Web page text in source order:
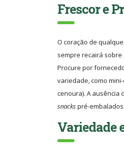
Frescor e
O coração de
sempre recairá
Procure por
variedade, como
cenoura). A ausência
snackspré-
Variedade